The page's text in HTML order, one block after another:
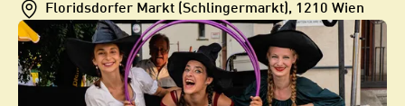
Floridsdorfer Markt (Schlingermarkt), 1210 Wien